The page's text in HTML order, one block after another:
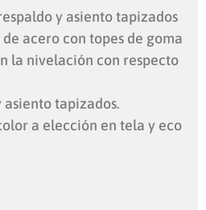
y asiento tapizados
acero con topes de goma
la nivelación con respecto
asiento tapizados.
a elección en tela y eco